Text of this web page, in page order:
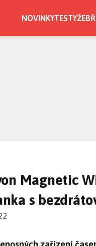
NOVINKYTESTY
Magnetic
s